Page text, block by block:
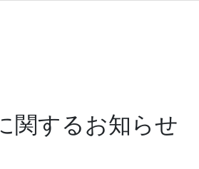
関するお知らせ